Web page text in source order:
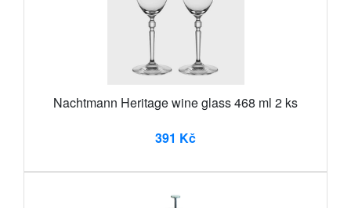
Nachtmann Heritage wine glass 468 ml 2 ks
391 Kč